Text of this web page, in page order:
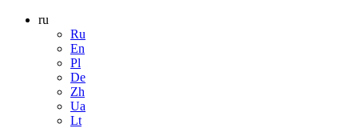
ru
Ru
En
Pl
De
Zh
Ua
Lt